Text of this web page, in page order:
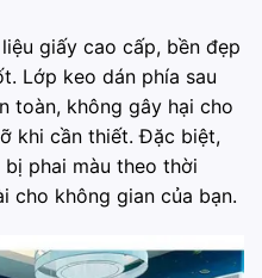
giấy cao cấp, bền đẹp
Lớp keo dán phía sau
toàn, không gây hại cho
khi cần thiết. Đặc biệt,
phai màu theo thời
cho không gian của bạn.